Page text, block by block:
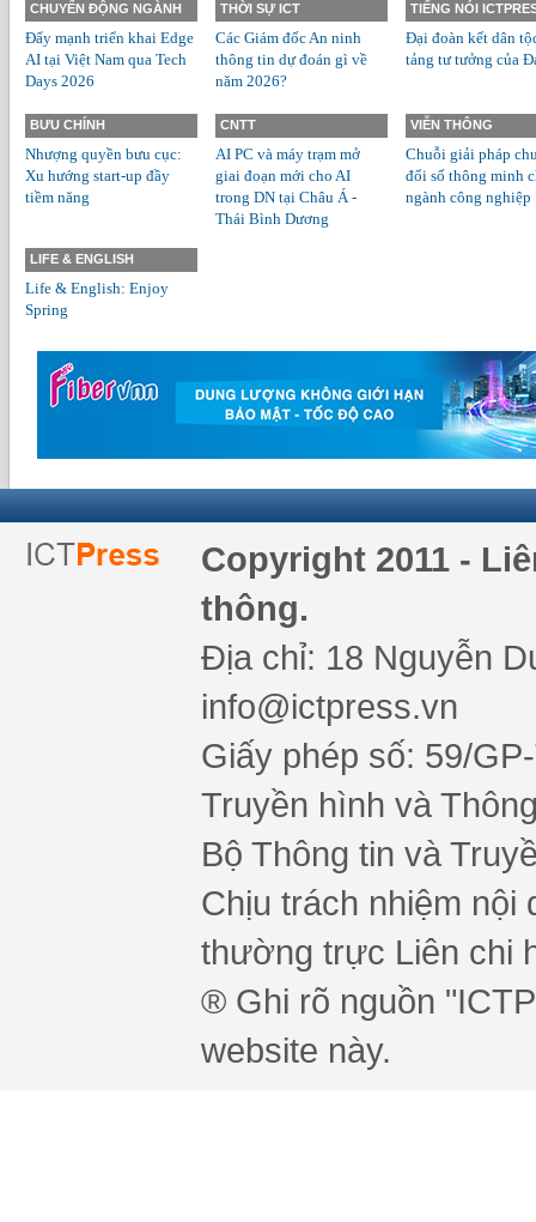
CHUYỂN ĐỘNG NGÀNH
Đẩy mạnh triển khai Edge
AI tại Việt Nam qua Tech
Days 2026
THỜI SỰ ICT
Các Giám đốc An ninh
thông tin dự đoán gì về
năm 2026?
TIẾNG NÓI
Đại đoàn kết dân
tảng tư tưởng của
BƯU CHÍNH
Nhượng quyền bưu cục:
Xu hướng start-up đầy
tiềm năng
CNTT
AI PC và máy trạm mở
giai đoạn mới cho AI
trong DN tại Châu Á -
Thái Bình Dương
VIỄN THÔNG
Chuỗi giải pháp
đổi số thông minh
ngành công nghiệp
LIFE & ENGLISH
Life & English: Enjoy
Spring
Copyright 2011 -
thông.
Địa chỉ: 18 Nguyễn
info@ictpress.vn
Giấy phép số: 59/
Truyền hình và
Bộ Thông tin và
Chịu trách nhiệm nội
thường trực Liên chi
® Ghi rõ nguồn
website này.